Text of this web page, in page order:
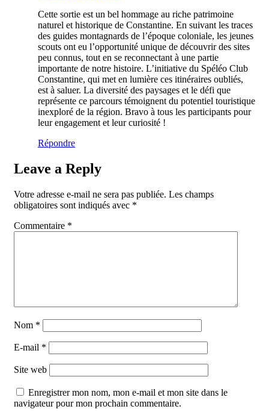
Cette sortie est un bel hommage au riche patrimoine
naturel et historique de Constantine. En suivant les traces
des guides montagnards de l’époque coloniale, les jeunes
scouts ont eu l’opportunité unique de découvrir des sites
peu connus, tout en se reconnectant à une partie
importante de notre histoire. L’initiative du Spéléo Club
Constantine, qui met en lumière ces itinéraires oubliés,
est à saluer. La diversité des paysages et le défi que
représente ce parcours témoignent du potentiel touristique
inexploré de la région. Bravo à tous les participants pour
leur engagement et leur curiosité !
Répondre
Leave a Reply
Votre adresse e-mail ne sera pas publiée. Les champs
obligatoires sont indiqués avec *
Commentaire *
Nom *
E-mail *
Site web
Enregistrer mon nom, mon e-mail et mon site dans le
navigateur pour mon prochain commentaire.